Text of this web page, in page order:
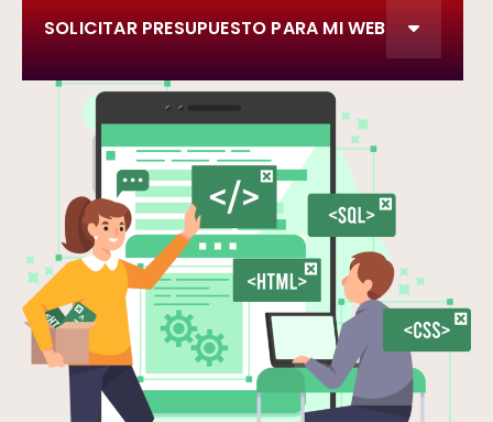
SOLICITAR PRESUPUESTO PARA MI WEB